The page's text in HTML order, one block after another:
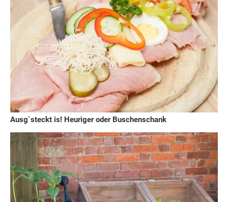
Ausg`steckt is! Heuriger oder Buschenschank